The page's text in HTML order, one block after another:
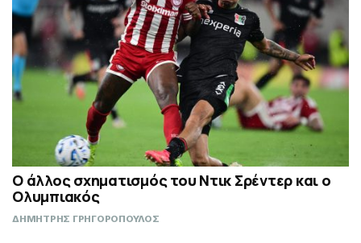
Ο άλλος σχηματισμός του Ντικ Σρέντερ και ο
Ολυμπιακός
ΔΗΜΗΤΡΗΣ ΓΡΗΓΟΡΟΠΟΥΛΟΣ